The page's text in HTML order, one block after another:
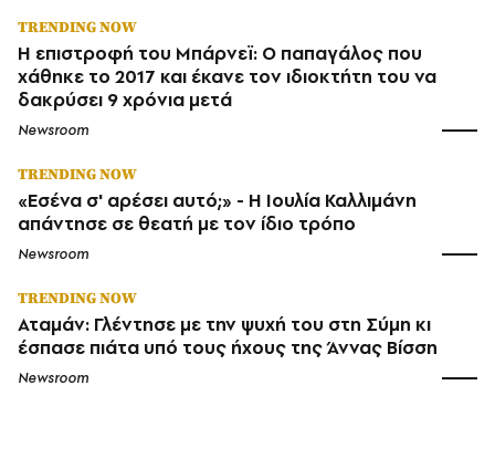
TRENDING NOW
Η επιστροφή του Μπάρνεϊ: Ο παπαγάλος που
χάθηκε το 2017 και έκανε τον ιδιοκτήτη του να
δακρύσει 9 χρόνια μετά
Newsroom
TRENDING NOW
«Εσένα σ' αρέσει αυτό;» - Η Ιουλία Καλλιμάνη
απάντησε σε θεατή με τον ίδιο τρόπο
Newsroom
TRENDING NOW
Αταμάν: Γλέντησε με την ψυχή του στη Σύμη κι
έσπασε πιάτα υπό τους ήχους της Άννας Βίσση
Newsroom